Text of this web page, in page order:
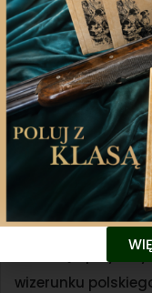
Pielgrzymka
myśliwych z
Łowieckiego, na
Diany podkreśliły
zaangażowaniu
ochronę
wizerunku